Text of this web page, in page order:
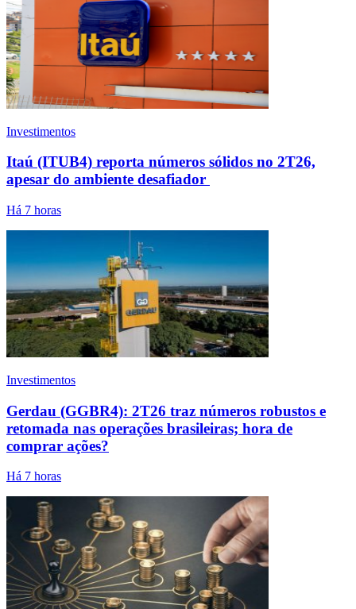
Investimentos
Itaú (ITUB4) reporta números sólidos no 2T26,
apesar do ambiente desafiador
Há 7 horas
Investimentos
Gerdau (GGBR4): 2T26 traz números robustos e
retomada nas operações brasileiras; hora de
comprar ações?
Há 7 horas